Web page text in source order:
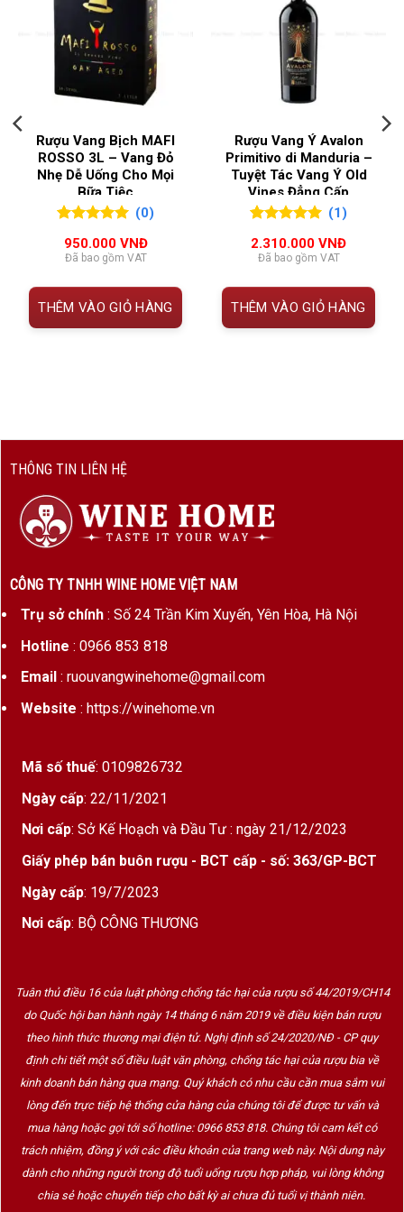
THUỘC
TÍNH
THÔNG TIN
Tên
Château d’Armailhac 2015
Xuất xứ Pauillac, Bordeaux, Pháp
Phân
hạng
Grand Cru Classé (1855)
Giống
60% Cabernet Sauvignon, 29%
Petit Verdot
Dung
tích
Giá
khảo
Khoảng 73–90€ tại thị trường
chuyển)
Giống nho & Thổ nhưỡng
Giống nho
teau d’Armailhac 2015 được phối trộn từ 60%
Cabernet Sauvignon, 29% Merlot, 9% Cabernet
Franc và 2% Petit Verdot, tạo nên sự cân bằng
Vườn nho nằm trên các cồn đất sỏi và đất cát
pha sỏi của vùng Pauillac, mang lại đặc tính
khoáng chất tinh tế và độ tươi mát cho rượu.
Đây là điều kiện lý tưởng cho việc trồng nho
hương vị đặc trưng của vùng.
Chateau d’Armailhac được xếp hạng 5ème Grand
Cru Classétrong bảng phân loại rượu vang
Bordeaux năm 1855.
Điều này phản ánh chất lượng ổn định và danh
tiếng lâu đời của nhà sản xuất.
Sự đầu tư kỹ lưỡng vào quy trình sản xuất và
chăm sóc vườn nho đã giúp Château d’Armailhac
duy trì vị thế hàng đầu trong khu vực
XUẤT
Petit Verdot
LOẠI
Vang đỏ
ĐỘ
QUỐC
GIA SẢN
XUẤT
Pháp
VÙNG
RƯỢU
Bordeaux Haut Medoc,Medoc,
Rượu Vang Bịch MAFI
ROSSO 3L – Vang Đỏ
Nhẹ Dễ Uống Cho Mọi
Bữa Tiệc
đánh giá
(0)
950.000 VNĐ
Đã bao gồm VAT
THÊM VÀO GIỎ HÀNG
Rượu Vang Ý Avalon
Primitivo di Manduria –
Tuyệt Tác Vang Ý Old
Vines Đẳng Cấp
đánh giá
(1)
2.310.000 VNĐ
Đã bao gồm VAT
THÊM VÀO GIỎ HÀNG
THÔNG TIN LIÊN HỆ
CÔNG TY TNHH WINE HOME VIỆT NAM
Trụ sở chính: Số 24 Trần Kim Xuyến, Yên Hòa, Hà Nội
Hotline : 0966 853 818
Email : ruouvangwinehome@gmail.com
Website : https://winehome.vn
Mã số thuế: 0109826732
Ngày cấp: 22/11/2021
Nơi cấp: Sở Kế Hoạch và Đầu Tư : ngày 21/12/2023
Giấy phép bán buôn rượu - BCT cấp - số: 363/GP-BCT
Ngày cấp: 19/7/2023
Nơi cấp: BỘ CÔNG THƯƠNG
Tuân thủ điều 16 của luật phòng chống tác hại của rượu số 44/2019/CH14
do Quốc hội ban hành ngày 14 tháng 6 năm 2019 về điều kiện bán rượu
theo hình thức thương mại điện tử. Nghị định số 24/2020/NĐ - CP quy
định chi tiết một số điều luật văn phòng, chống tác hại của rượu bia về
kinh doanh bán hàng qua mạng. Quý khách có nhu cầu cần mua sắm vui
lòng đến trực tiếp hệ thống cửa hàng của chúng tôi để được tư vấn và
mua hàng hoặc gọi tới số hotline: 0966 853 818. Chúng tôi cam kết có
trách nhiệm, đồng ý với các điều khoản của trang web này. Nội dung này
dành cho những người trong độ tuổi uống rượu hợp pháp, vui lòng không
chia sẻ hoặc chuyển tiếp cho bất kỳ ai chưa đủ tuổi vị thành niên.